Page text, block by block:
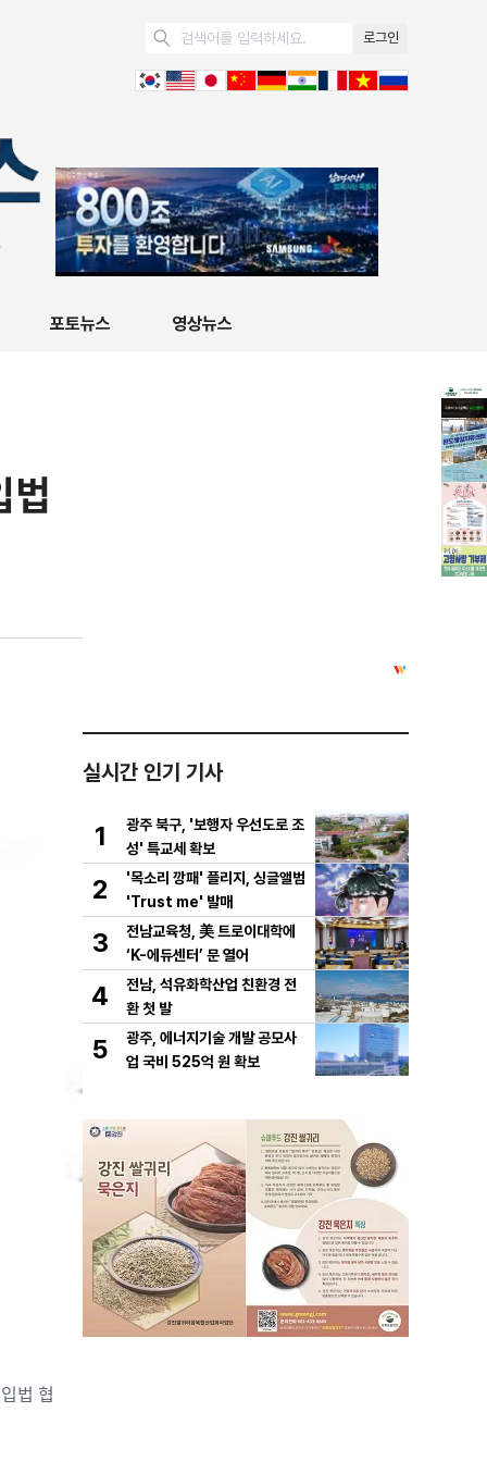
로그인
포토뉴스 영상뉴스
법 협
실시간 인기 기사
1
광주 북구, '보행자 우선도로 조
성' 특교세 확보
2
'목소리 깡패' 플리지, 싱글앨범
'Trust me' 발매
3
전남교육청, 美 트로이대학에
‘K-에듀센터’ 문 열어
4
전남, 석유화학산업 친환경 전
환 첫 발
5
광주, 에너지기술 개발 공모사
업 국비 525억 원 확보